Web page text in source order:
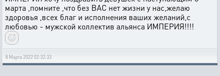
марта ,помните ,что без ВАС нет жизни у нас,желаю
здоровья ,всех благ и исполнения ваших желаний,с
любовью - мужской коллектив альянса ИМПЕРИЯ!!!!
8 Марта 2022 02:32:33